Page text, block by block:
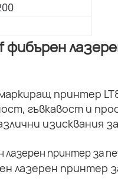
фибърен
принтер
гъвкавост и
изисквания